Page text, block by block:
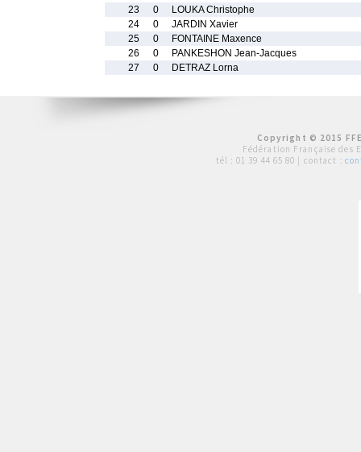
23
0
LOUKA Christophe
24
0
JARDIN Xavier
25
0
FONTAINE Maxence
26
0
PANKESHON Jean-Jacques
27
0 DETRAZ Lorna
Copyright © 2015
Fédération Française des
tél : 01 39 44 65 80 | contact :